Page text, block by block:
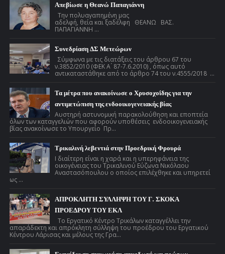
Απεβίωσε η Θεανώ Παπαγιάννη
Την πολυαγαπημένη μας
αδελφή, θεία και ξαδέλφη ΘΕΑΝΩ ΒΑΣ.
ΠΑΠΑΓΙΑΝΝΗ ...
Συνεδρίαση ΔΣ Μετεώρων
Σύμφωνα με τις διατάξεις του άρθρου 67 του
ν.3852/2010 (ΦΕΚ Α ́ 87-7.6.2010) , όπως αυτό
αντικαταστάθηκε από το άρθρο 74 του ν.4555/2018 ...
Τα μέτρα που ανακοίνωσε ο Χρυσοχοΐδης για την
αντιμετώπιση της ενδοοικογενειακής βίας
Αυστηρή αστυνομική παρακολούθηση και εποπτεία
όλων των καταγγελιών που αφορούν υποθέσεις ενδοοικογενειακής
βίας ανακοίνωσε το Υπουργείο Πρ...
Τρικαλινή λεβεντιά στην Προεδρική Φρουρά
Ι διαίτερη είναι η χαρά και η υπερηφάνεια της
οικογένειας του Τρικαλινού Εύζωνα Νικόλαου
Αναστασόπουλου ο οποίος επιλέχθηκε και υπηρετεί
ως ...
ΑΠΡΟΚΛΗΤΗ ΣΥΛΛΗΨΗ ΤΟΥ Γ. ΣΚΟΚΑ
ΠΡΟΕΔΡΟΥ ΤΟΥ ΕΚΛ
Το Εργατικό Κέντρο Τρικάλων καταγγέλλει την
απαράδεκτη και απρόκλητη σύλληψη του προέδρου του Εργατικού
Κέντρου Λάρισας και μέλους της Γρα...